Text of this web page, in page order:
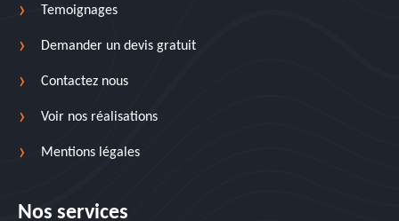
Temoignages
Demander un devis gratuit
Contactez nous
Voir nos réalisations
Mentions légales
Nos services